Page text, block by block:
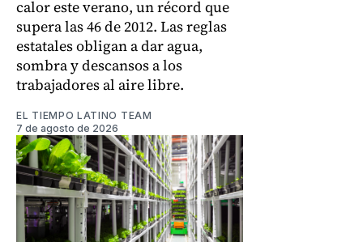
calor este verano, un récord que
supera las 46 de 2012. Las reglas
estatales obligan a dar agua,
sombra y descansos a los
trabajadores al aire libre.
EL TIEMPO LATINO TEAM
7 de agosto de 2026